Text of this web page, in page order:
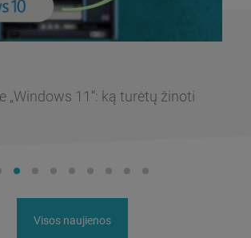
„Windows 11“: ką turėtų žinoti
Visos naujienos